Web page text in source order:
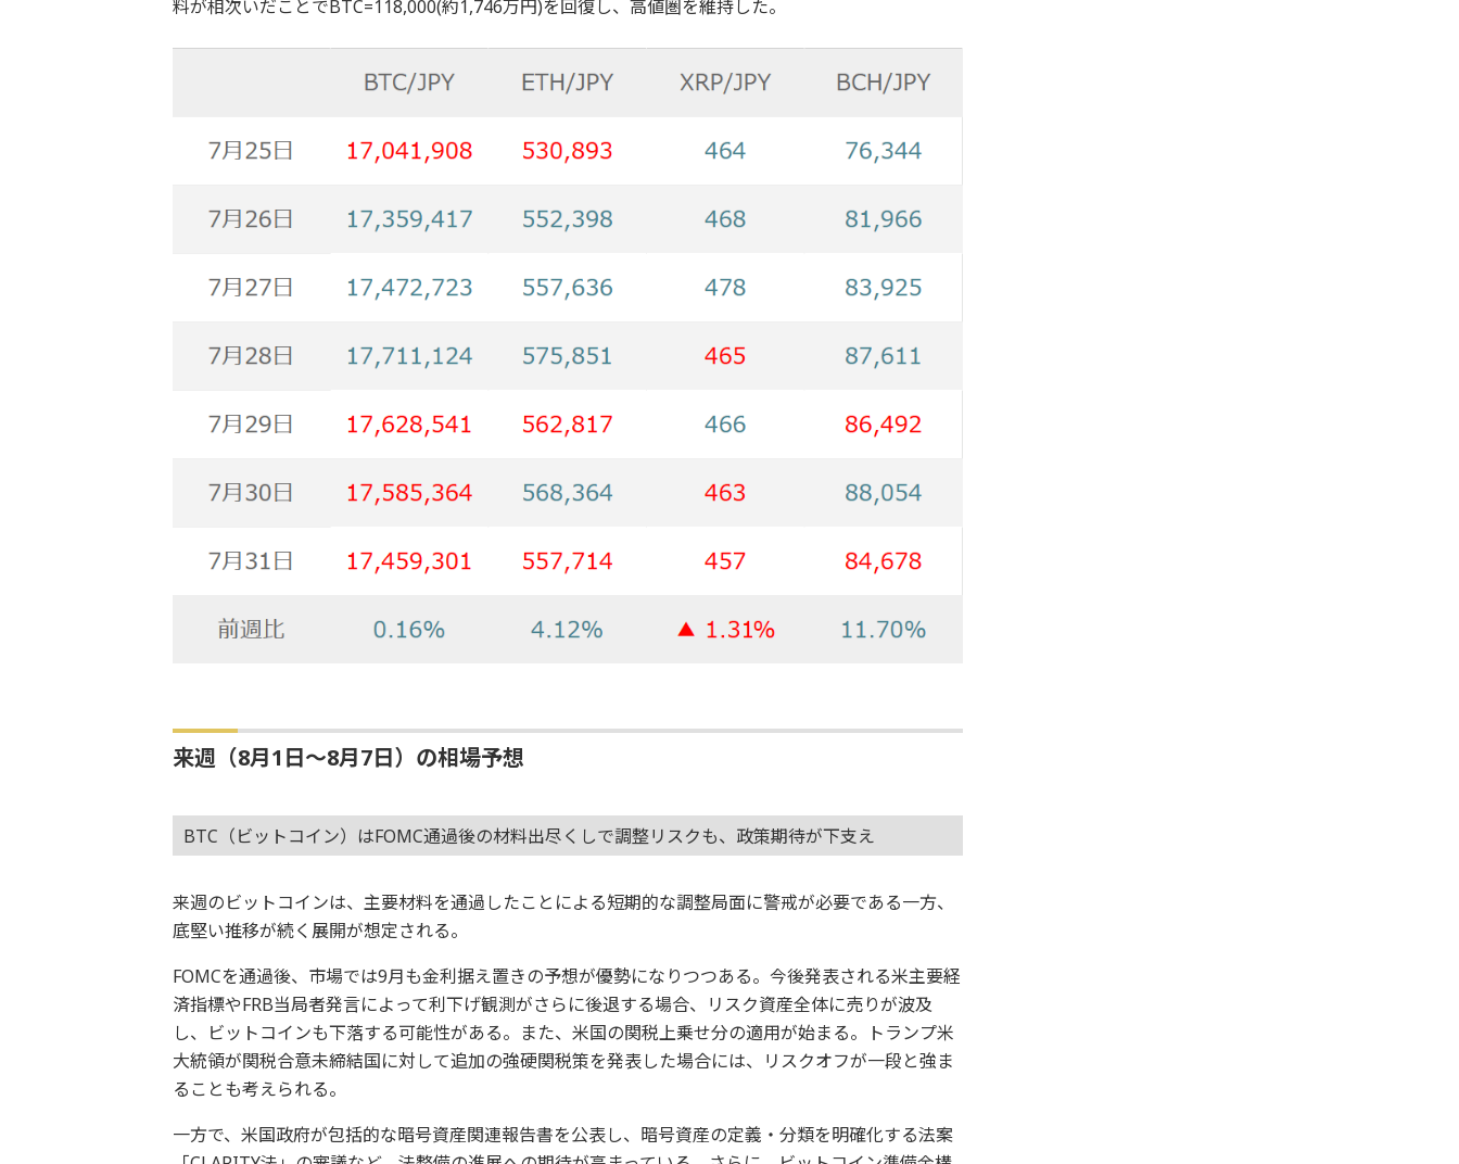
料が相次いだことでBTC=118,000(約1,746万円)を回復し、高値圏を維持した。
来週（8月1日～8月7日）の相場予想
BTC（ビットコイン）はFOMC通過後の材料出尽くしで調整リスクも、政策期待が下支え
来週のビットコインは、主要材料を通過したことによる短期的な調整局面に警戒が必要である一方、
底堅い推移が続く展開が想定される。
FOMCを通過後、市場では9月も金利据え置きの予想が優勢になりつつある。今後発表される米主要経
済指標やFRB当局者発言によって利下げ観測がさらに後退する場合、リスク資産全体に売りが波及
し、ビットコインも下落する可能性がある。また、米国の関税上乗せ分の適用が始まる。トランプ米
大統領が関税合意未締結国に対して追加の強硬関税策を発表した場合には、リスクオフが一段と強ま
ることも考えられる。
一方で、米国政府が包括的な暗号資産関連報告書を公表し、暗号資産の定義・分類を明確化する法案